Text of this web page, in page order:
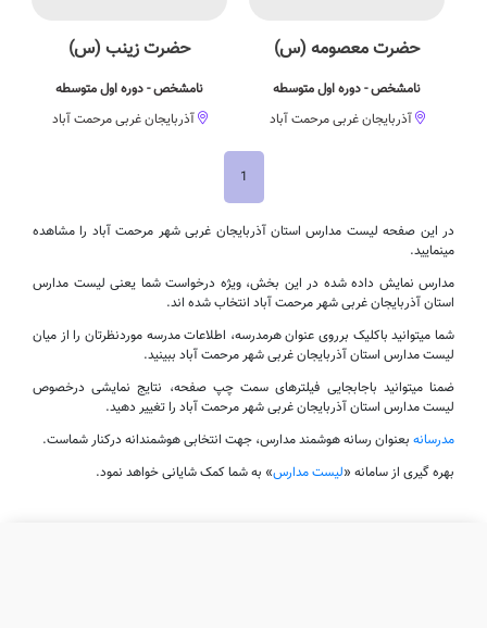
حضرت معصومه (س)
نامشخص - دوره اول متوسطه
آذربایجان غربی مرحمت آباد
حضرت زینب (س)
نامشخص - دوره اول متوسطه
آذربایجان غربی مرحمت آباد
1
در این صفحه لیست مدارس استان آذربایجان غربی شهر مرحمت آباد را مشاهده
مینمایید.
مدارس نمایش داده شده در این بخش، ویژه درخواست شما یعنی لیست مدارس
استان آذربایجان غربی شهر مرحمت آباد انتخاب شده اند.
شما میتوانید باکلیک برروی عنوان هرمدرسه، اطلاعات مدرسه موردنظرتان را از میان
لیست مدارس استان آذربایجان غربی شهر مرحمت آباد ببینید.
ضمنا میتوانید باجابجایی فیلترهای سمت چپ صفحه، نتایج نمایشی درخصوص
لیست مدارس استان آذربایجان غربی شهر مرحمت آباد را تغییر دهید.
مدرسانه بعنوان رسانه هوشمند مدارس، جهت انتخابی هوشمندانه درکنار شماست.
بهره گیری از سامانه «لیست مدارس» به شما کمک شایانی خواهد نمود.